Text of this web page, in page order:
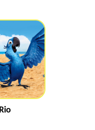
Rio